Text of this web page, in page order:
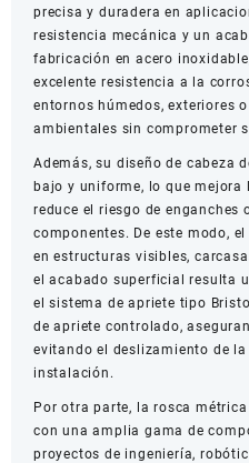
precisa y duradera en
resistencia mecánica y un
fabricación en acero
excelente resistencia a la
entornos húmedos, exteriores
ambientales sin comprometer
Además, su diseño de cabeza
bajo y uniforme, lo que mejora
reduce el riesgo de enganches
componentes. De este modo,
en estructuras visibles,
el acabado superficial resulta
el sistema de apriete tipo
de apriete controlado,
evitando el deslizamiento de
instalación.
Por otra parte, la rosca
con una amplia gama de
proyectos de ingeniería,